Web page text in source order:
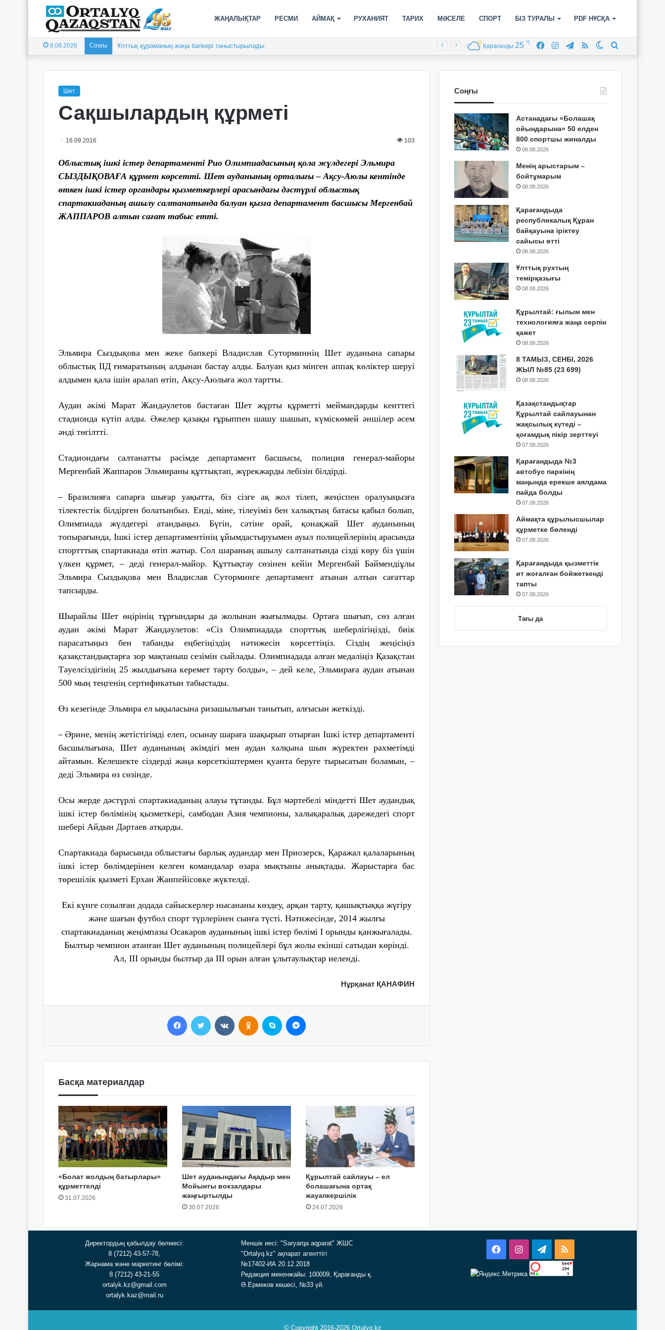
ЖАҢАЛЫҚТАР РЕСМИ АЙМАҚ РУХАНИЯТ ТАРИХ МӘСЕЛЕ СПОРТ БІЗ ТУРАЛЫ PDF НҰСҚА
8.08.2026 Соңғы Ұлттық құраманың жаңа бапкері таныстырылады Switch
RSS
Telegram
Instagram
Facebook
Қарағанды 25 ℃
Шет
Сақшылардың құрметі
16.09.2016 103
Облыстық ішкі істер департаменті Рио Олимпиадасының қола жүлдегері Эльмира
СЫЗДЫҚОВАҒА құрмет көрсетті. Шет ауданының орталығы – Ақсу-Аюлы кентінде
өткен ішкі істер органдары қызметкерлері арасындағы дәстүрлі облыстық
спартакиаданың ашылу салтанатында балуан қызға департамент басшысы Мергенбай
ЖАППАРОВ алтын сағат табыс етті.
Эльмира Сыздықова мен жеке бапкері Владислав Суторминнің Шет ауданына сапары
облыстық ІІД ғимаратының алдынан бастау алды. Балуан қыз мінген аппақ көліктер шеруі
алдымен қала ішін аралап өтіп, Ақсу-Аюлыға жол тартты.
Аудан әкімі Марат Жандәулетов бастаған Шет жұрты құрметті меймандарды кенттегі
стадионда күтіп алды. Әжелер қазақы ғұрыппен шашу шашып, күміскөмей әншілер әсем
әнді төгілтті.
Стадиондағы салтанатты рәсімде департамент басшысы, полиция генерал-майоры
Мергенбай Жаппаров Эльмираны құттықтап, жүрекжарды лебізін білдірді.
–Бразилияға сапарға шығар уақытта, біз сізге ақ жол тілеп, жеңіспен оралуыңызға
тілектестік білдірген болатынбыз. Енді, міне, тілеуіміз бен халықтың батасы қабыл болып,
Олимпиада жүлдегері атандыңыз. Бүгін, сәтіне орай, қонақжай Шет ауданының
топырағында, Ішкі істер департаментінің ұйымдастыруымен ауыл полицейлерінің арасында
спортттық спартакиада өтіп жатыр. Сол шараның ашылу салтанатында сізді көру біз үшін
үлкен құрмет, – деді генерал-майор. Құттықтау сөзінен кейін Мергенбай Баймендіұлы
Эльмира Сыздықова мен Владислав Суторминге департамент атынан алтын сағаттар
тапсырды.
Шырайлы Шет өңірінің тұрғындары да жолынан жығылмады. Ортаға шығып, сөз алған
аудан әкімі Марат Жандәулетов: «Сіз Олимпиадада спорттық шеберлігіңізді, биік
парасатыңыз бен табанды еңбегіңіздің нәтижесін көрсеттіңіз. Сіздің жеңісіңіз
қазақстандықтарға зор мақтаныш сезімін сыйлады. Олимпиадада алған медаліңіз Қазақстан
Тәуелсіздігінің 25 жылдығына керемет тарту болды», – дей келе, Эльмираға аудан атынан
500 мың теңгенің сертификатын табыстады.
Өз кезегінде Эльмира ел ықыласына ризашылығын танытып, алғысын жеткізді.
– Әрине, менің жетістігімді елеп, осынау шараға шақырып отырған Ішкі істер департаменті
басшылығына, Шет ауданының әкімдігі мен аудан халқына шын жүректен рахметімді
айтамын. Келешекте сіздерді жаңа көрсеткіштермен қуанта беруге тырысатын боламын, –
деді Эльмира өз сөзінде.
Осы жерде дәстүрлі спартакиаданың алауы тұтанды. Бұл мәртебелі міндетті Шет аудандық
ішкі істер бөлімінің қызметкері, самбодан Азия чемпионы, халықаралық дәрежедегі спорт
шебері Айдын Дәртаев атқарды.
Спартакиада барысында облыстағы барлық аудандар мен Приозерск, Қаражал қалаларының
ішкі істер бөлімдерінен келген командалар өзара мықтыны анықтады. Жарыстарға бас
төрешілік қызметі Ерхан Жанпейісовке жүктелді.
Екі күнге созылған додада сайыскерлер нысананы көздеу, арқан тарту, қашықтыққа жүгіру
және шағын футбол спорт түрлерінен сынға түсті. Нәтижесінде, 2014 жылғы
спартакиаданың жеңімпазы Осакаров ауданының ішкі істер бөлімі І орынды қанжығалады.
Былтыр чемпион атанған Шет ауданының полицейлері бұл жолы екінші сатыдан көрінді.
Ал, ІІІ орынды былтыр да ІІІ орын алған ұлытаулықтар иеленді.
Нұрқанат ҚАНАФИН
Басқа материалдар
«Болат жолдың батырлары»
құрметтелді
31.07.2026
Шет ауданындағы Ақадыр мен
Мойынты вокзалдары
жаңғыртылды
30.07.2026
Құрылтай сайлауы – ел
болашағына ортақ
жауапкершілік
24.07.2026
Соңғы
Астанадағы «Болашақ
ойындарына» 50 елден
800 спортшы жиналды
08.08.2026
Менің арыстарым –
бойтұмарым
08.08.2026
Қарағандыда
республикалық Құран
байқауына іріктеу
сайысы өтті
08.08.2026
Ұлттық рухтың
темірқазығы
08.08.2026
Құрылтай: ғылым мен
технологияға жаңа серпін
қажет
08.08.2026
8 ТАМЫЗ, СЕНБІ, 2026
ЖЫЛ №85 (23 699)
08.08.2026
Қазақстандықтар
Құрылтай сайлауынан
жақсылық күтеді –
қоғамдық пікір зерттеуі
07.08.2026
Қарағандыда №3
автобус паркінің
маңында ерекше аялдама
пайда болды
07.08.2026
Аймақта құрылысшылар
құрметке бөленді
07.08.2026
Қарағандыда қызметтік
ит жоғалған бойжеткенді
тапты
07.08.2026
Тағы да
Директордың қабылдау бөлмесі:
8 (7212) 43-57-78,
Жарнама және маркетинг бөлімі:
8 (7212) 43-21-55
ortalyk.kz@gmail.com
ortalyk.kaz@mail.ru
Меншік иесі: "Saryarqa aqparat" ЖШС
"Ortalyq.kz" ақпарат агенттігі
№17402-ИА 20.12.2018
Редакция мекенжайы: 100009, Қарағанды қ.
Ә.Ермеков көшесі, №33 үй.
FacebookInstagramTelegram
RSS
© Copyright 2016-2026 Ortalyq.kz